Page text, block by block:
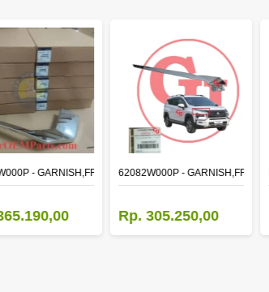
- GARNISH,FR BUMPER SIDE62082W000P - GARNISH,FR
Rp. 305.250,00